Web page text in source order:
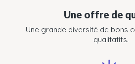
Une offre de
Une grande diversité de bons
qualitatifs.